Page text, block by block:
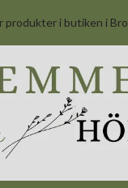
produkter i butiken i